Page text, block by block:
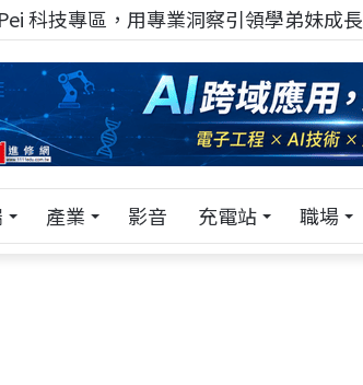
科技專區，用專業洞察引領學弟妹成長
產業 影音 充電站 職場